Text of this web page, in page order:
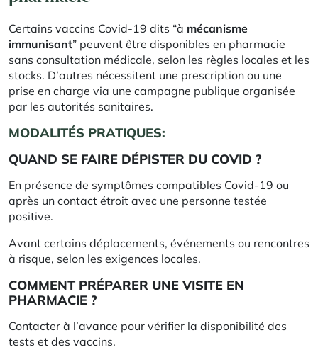
Certains vaccins Covid-19 dits “à mécanisme
immunisant” peuvent être disponibles en pharmacie
sans consultation médicale, selon les règles locales et les
stocks. D’autres nécessitent une prescription ou une
prise en charge via une campagne publique organisée
par les autorités sanitaires.
MODALITÉS PRATIQUES:
QUAND SE FAIRE DÉPISTER DU COVID ?
En présence de symptômes compatibles Covid-19 ou
après un contact étroit avec une personne testée
positive.
Avant certains déplacements, événements ou rencontres
à risque, selon les exigences locales.
COMMENT PRÉPARER UNE VISITE EN
PHARMACIE ?
Contacter à l’avance pour vérifier la disponibilité des
tests et des vaccins.